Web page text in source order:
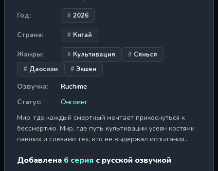
Год: 2026
Страна: Китай
Жанры: Культивация
Сянься
Даосизм
Экшен
Озвучка:
Ruchime
Статус:
Онгоинг
Мир, где каждый смертный мечтает прикоснуться к
бессмертию. Мир, где путь культивации усеян костями
павших и слезами тех, кто не выдержал испытания
человеческой алчностью и волей к власти, появляется
Добавлена 6 серия с русской озвучкой